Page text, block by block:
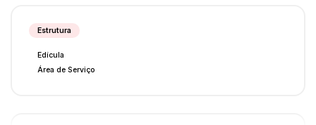
Estrutura
Edícula
Área de Serviço